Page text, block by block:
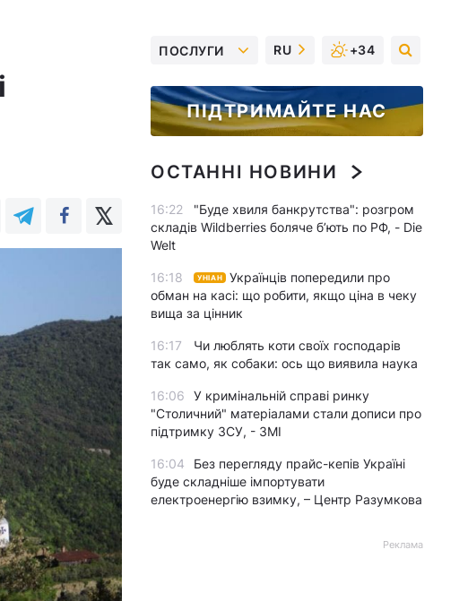
ПОСЛУГИ RU +34
ПІДТРИМАЙТЕ НАС
ОСТАННІ НОВИНИ
16:22
"Буде хвиля банкрутства": розгром
складів Wildberries боляче бʼють по РФ, - Die
Welt
16:18 УНІАН
Українців попередили про
обман на касі: що робити, якщо ціна в чеку
вища за цінник
16:17
Чи люблять коти своїх господарів
так само, як собаки: ось що виявила наука
16:06
У кримінальній справі ринку
"Столичний" матеріалами стали дописи про
підтримку ЗСУ, - ЗМІ
16:04
Без перегляду прайс-кепів Україні
буде складніше імпортувати
електроенергію взимку, – Центр Разумкова
Реклама